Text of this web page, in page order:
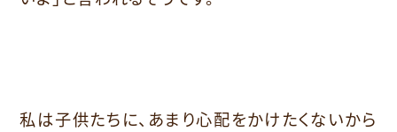
私は子供たちに、あまり心配をかけたくないから